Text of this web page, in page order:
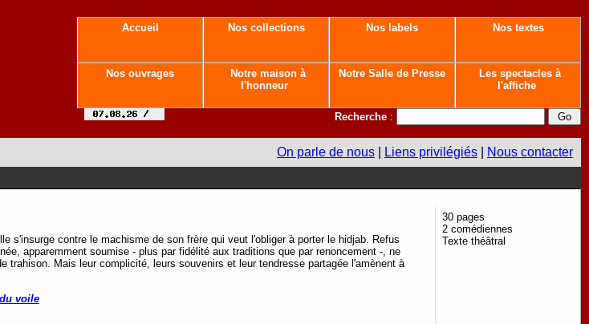
Accueil Nos collections Nos labels Nos textes
Nos ouvrages
Notre maison à
l'honneur
Notre Salle de Presse
Les spectacles à
l'affiche
Recherche :
On parle de nous Liens privilégiés Nous contacter
s'insurge contre le machisme de son frère qui veut l'obliger à porter le hidjab. Refus
apparemment soumise - plus par fidélité aux traditions que par renoncement -, ne
trahison. Mais leur complicité, leurs souvenirs et leur tendresse partagée l'amènent à
voile
30 pages
2 comédiennes
Texte théâtral